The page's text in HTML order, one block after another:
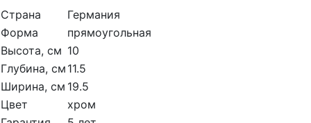
Страна
Германия
Форма
прямоугольная
Высота, см 10
Глубина, см 11.5
Ширина, см 19.5
Цвет
хром